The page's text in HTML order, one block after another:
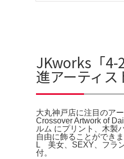
JKworks「4-
進アーティ
大丸神戸店に注目のア
Crossover Artwork of
ルム にプリント、木製
自由に飾ることができ
L 美女、SEXY、フラ
付。